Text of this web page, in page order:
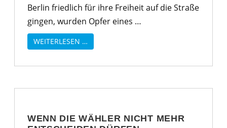
Berlin friedlich für ihre Freiheit auf die Straße
gingen, wurden Opfer eines …
WEITERLESEN …
WENN DIE WÄHLER NICHT MEHR